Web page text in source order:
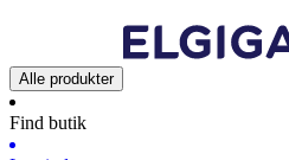
Alle produkter
Find butik